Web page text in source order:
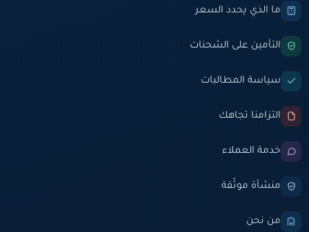
ما الذي يحدد السعر
التأمين على الشحنات
سياسة المطالبات
التزامنا تجاهك
خدمة العملاء
منشأة موثّقة
من نحن